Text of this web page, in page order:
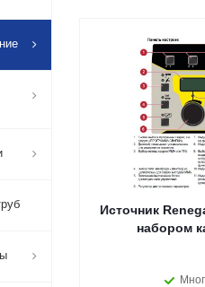
Источник
набором